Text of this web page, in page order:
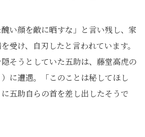
い顔を敵に晒すな」と言い残し、家
受け、自刃したと言われています。
そうとしていた五助は、藤堂高虎の
に遭遇。「このことは秘してほし
五助自らの首を差し出したそうで